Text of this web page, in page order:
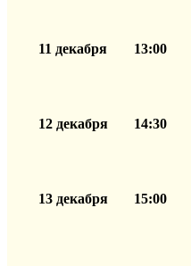
11 декабря 13:00
12 декабря 14:30
13 декабря 15:00